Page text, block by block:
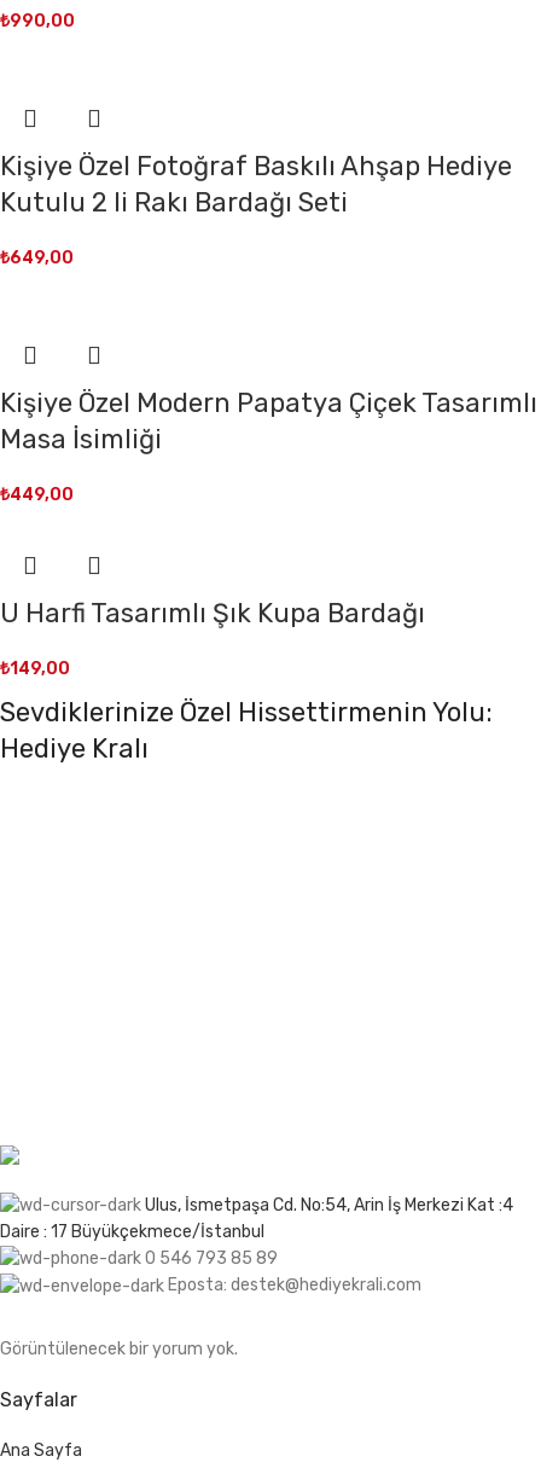
₺990,00
Kişiye Özel Fotoğraf Baskılı Ahşap Hediye
Kutulu 2 li Rakı Bardağı Seti
₺649,00
Kişiye Özel Modern Papatya Çiçek Tasarımlı
Masa İsimliği
₺449,00
U Harfi Tasarımlı Şık Kupa Bardağı
₺149,00
Sevdiklerinize Özel Hissettirmenin Yolu:
Hediye Kralı
Ulus, İsmetpaşa Cd. No:54, Arin İş Merkezi Kat :4
Daire : 17 Büyükçekmece/İstanbul
0 546 793 85 89
Eposta: destek@hediyekrali.com
Görüntülenecek bir yorum yok.
Sayfalar
Ana Sayfa